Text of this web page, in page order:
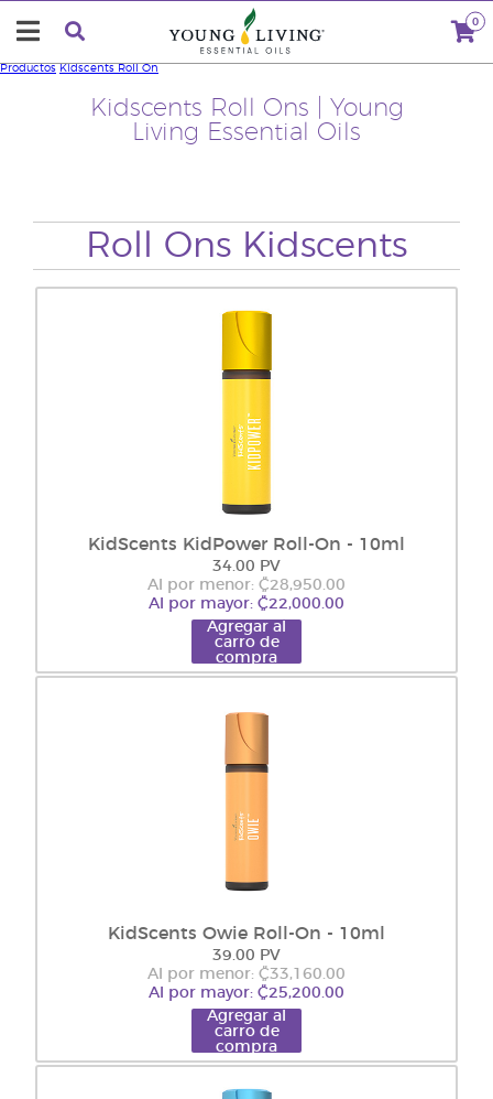
0
Kidscents Roll Ons | Young
Living Essential Oils
Productos Kidscents Roll On
Roll Ons Kidscents
KidScents KidPower Roll-On - 10ml
34.00 PV
Al por menor: ₡28,950.00
Al por mayor: ₡22,000.00
Agregar al
carro de
compra
KidScents Owie Roll-On - 10ml
39.00 PV
Al por menor: ₡33,160.00
Al por mayor: ₡25,200.00
Agregar al
carro de
compra